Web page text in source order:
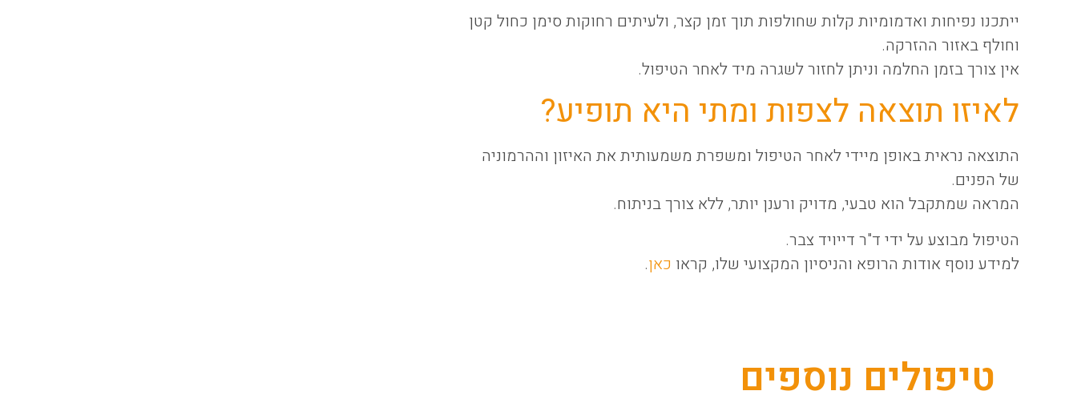
ייתכנו נפיחות ואדמומיות קלות שחולפות תוך זמן קצר, ולעיתים רחוקות סימן כחול קטן
וחולף באזור ההזרקה.
אין צורך בזמן החלמה וניתן לחזור לשגרה מיד לאחר הטיפול.
לאיזו תוצאה לצפות ומתי היא תופיע?
התוצאה נראית באופן מיידי לאחר הטיפול ומשפרת משמעותית את האיזון וההרמוניה
של הפנים.
המראה שמתקבל הוא טבעי, מדויק ורענן יותר, ללא צורך בניתוח.
הטיפול מבוצע על ידי ד"ר דייויד צבר.
למידע נוסף אודות הרופא והניסיון המקצועי שלו, קראו כאן.
טיפולים נוספים